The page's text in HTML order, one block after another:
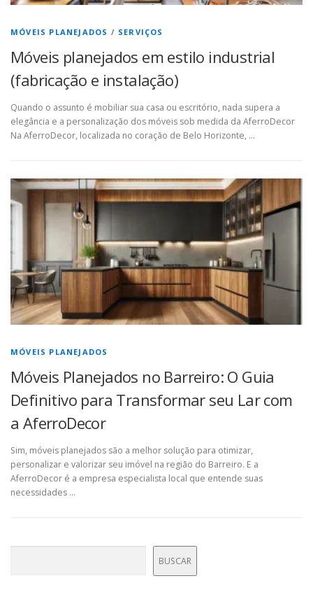
MÓVEIS PLANEJADOS / SERVIÇOS
Móveis planejados em estilo industrial
(fabricação e instalação)
Quando o assunto é mobiliar sua casa ou escritório, nada supera a
elegância e a personalização dos móveis sob medida da AferroDecor
Na AferroDecor, localizada no coração de Belo Horizonte, …
MÓVEIS PLANEJADOS
Móveis Planejados no Barreiro: O Guia
Definitivo para Transformar seu Lar com
a AferroDecor
Sim, móveis planejados são a melhor solução para otimizar,
personalizar e valorizar seu imóvel na região do Barreiro. E a
AferroDecor é a empresa especialista local que entende suas
necessidades …
BUSCAR